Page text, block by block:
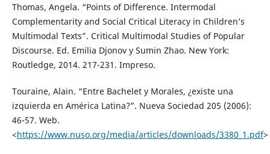
Thomas, Angela. “Points of Difference. Intermodal
Complementarity and Social Critical Literacy in Children’s
Multimodal Texts”. Critical Multimodal Studies of Popular
Discourse. Ed. Emilia Djonov y Sumin Zhao. New York:
Routledge, 2014. 217-231. Impreso.
Touraine, Alain. “Entre Bachelet y Morales, ¿existe una
izquierda en América Latina?”. Nueva Sociedad 205 (2006):
46-57. Web.
<https://www.nuso.org/media/articles/downloads/3380_1.pdf>